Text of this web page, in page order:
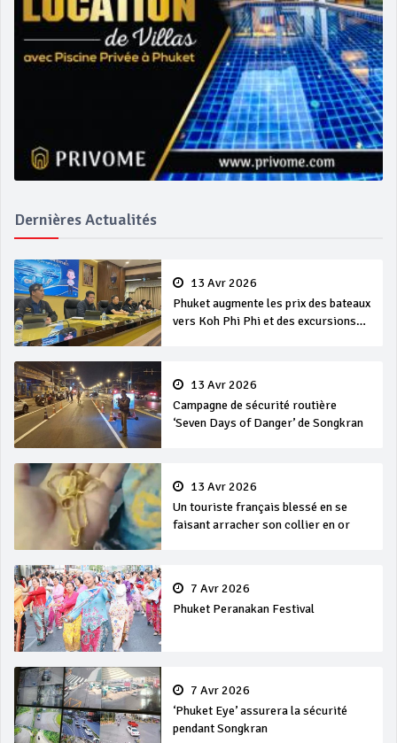
Dernières Actualités
13 Avr 2026
Phuket augmente les prix des bateaux
vers Koh Phi Phi et des excursions
13 Avr 2026
Campagne de sécurité routière
‘Seven Days of Danger’ de Songkran
13 Avr 2026
Un touriste français blessé en se
faisant arracher son collier en or
7 Avr 2026
Phuket Peranakan Festival
7 Avr 2026
‘Phuket Eye’ assurera la sécurité
pendant Songkran